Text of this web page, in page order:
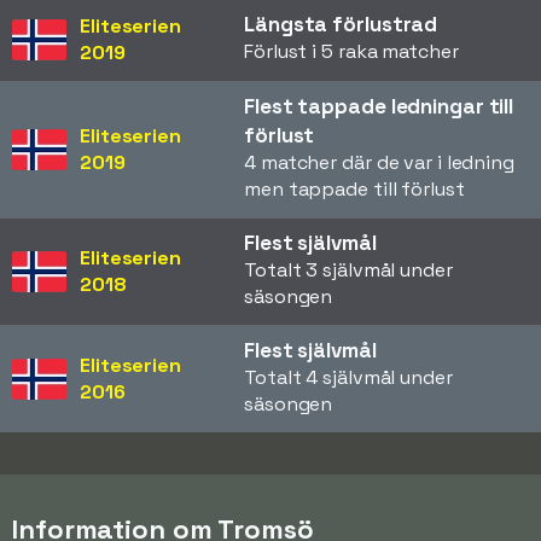
Eliteserien
2019
Längsta förlustrad
Förlust i 5 raka matcher
Eliteserien
2019
Flest tappade ledningar till
förlust
4 matcher där de var i ledning
men tappade till förlust
Eliteserien
2018
Flest självmål
Totalt 3 självmål under
säsongen
Eliteserien
2016
Flest självmål
Totalt 4 självmål under
säsongen
Information om Tromsö